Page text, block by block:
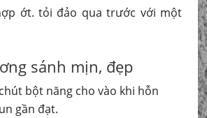
ớt. tỏi đảo qua trước với một
sánh mịn, đẹp
bột năng cho vào khi hỗn
gần đạt.